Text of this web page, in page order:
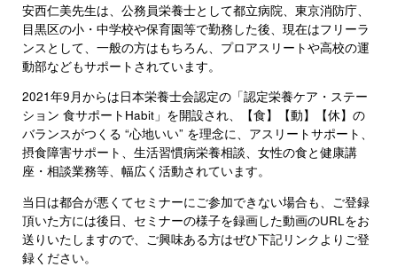
安西仁美先生は、公務員栄養士として都立病院、東京消防庁、
目黒区の小・中学校や保育園等で勤務した後、現在はフリーラ
ンスとして、一般の方はもちろん、プロアスリートや高校の運
動部などもサポートされています。
2021年9月からは日本栄養士会認定の「認定栄養ケア・ステー
ション 食サポートHabit」を開設され、【食】【動】【休】の
バランスがつくる “心地いい” を理念に、アスリートサポート、
摂食障害サポート、生活習慣病栄養相談、女性の食と健康講
座・相談業務等、幅広く活動されています。
当日は都合が悪くてセミナーにご参加できない場合も、ご登録
頂いた方には後日、セミナーの様子を録画した動画のURLをお
送りいたしますので、ご興味ある方はぜひ下記リンクよりご登
録ください。